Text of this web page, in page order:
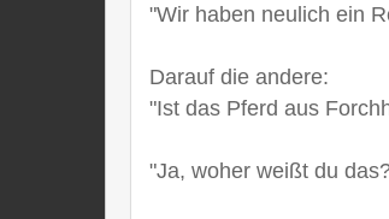
"Wir haben neulich ein
Darauf die andere:
"Ist das Pferd aus
"Ja, woher weißt du